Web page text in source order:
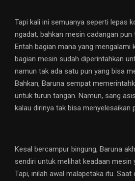
Tapi kali ini semuanya seperti lepas
ngadat, bahkan mesin cadangan pun
Entah bagian mana yang mengalami
bagian mesin sudah diperintahkan
namun tak ada satu pun yang bisa
Bahkan, Baruna sempat
untuk turun tangan. Namun, sang
kalau dirinya tak bisa menyelesaikan
Kesal bercampur bingung, Baruna
sendiri untuk melihat keadaan mesin
Tapi, inilah awal malapetaka itu.